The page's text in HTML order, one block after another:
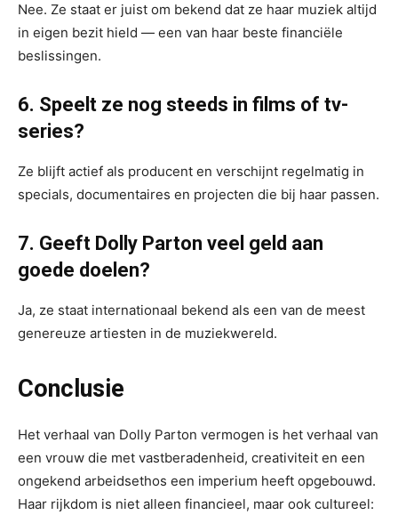
Nee. Ze staat er juist om bekend dat ze haar muziek altijd
in eigen bezit hield — een van haar beste financiële
beslissingen.
6. Speelt ze nog steeds in films of tv-
series?
Ze blijft actief als producent en verschijnt regelmatig in
specials, documentaires en projecten die bij haar passen.
7. Geeft Dolly Parton veel geld aan
goede doelen?
Ja, ze staat internationaal bekend als een van de meest
genereuze artiesten in de muziekwereld.
Conclusie
Het verhaal van Dolly Parton vermogen is het verhaal van
een vrouw die met vastberadenheid, creativiteit en een
ongekend arbeidsethos een imperium heeft opgebouwd.
Haar rijkdom is niet alleen financieel, maar ook cultureel: